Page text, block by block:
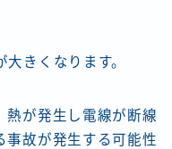
きくなります。
熱が発生し電線が断線
事故が発生する可能性